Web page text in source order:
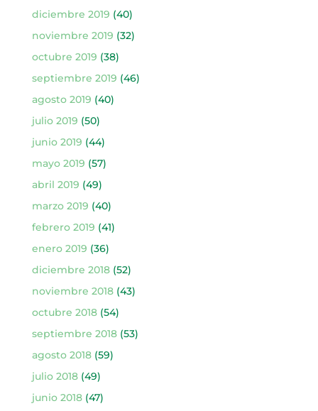
diciembre 2019 (40)
noviembre 2019 (32)
octubre 2019 (38)
septiembre 2019 (46)
agosto 2019 (40)
julio 2019 (50)
junio 2019 (44)
mayo 2019 (57)
abril 2019 (49)
marzo 2019 (40)
febrero 2019 (41)
enero 2019 (36)
diciembre 2018(52)
noviembre 2018(43)
octubre 2018(54)
septiembre 2018(53)
agosto 2018(59)
julio 2018(49)
junio 2018(47)